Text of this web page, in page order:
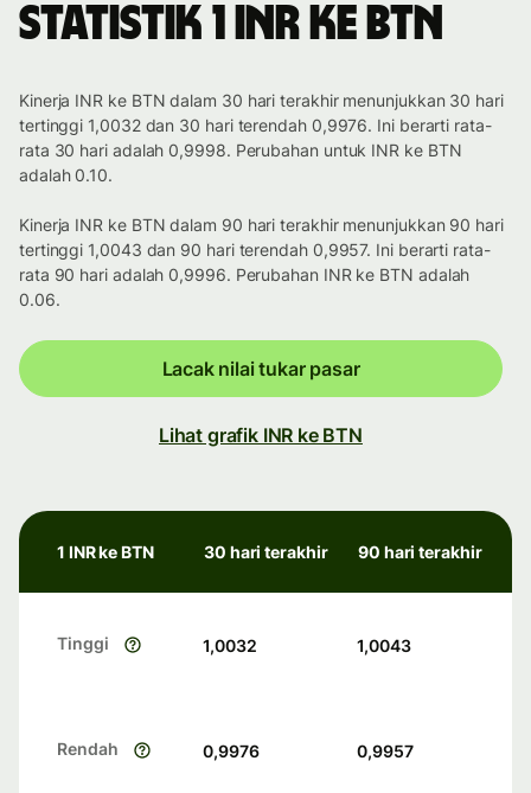
Statistik 1 INR ke BTN
Kinerja INR ke BTN dalam 30 hari terakhir menunjukkan 30 hari
tertinggi 1,0032 dan 30 hari terendah 0,9976. Ini berarti rata-
rata 30 hari adalah 0,9998. Perubahan untuk INR ke BTN
adalah 0.10.
Kinerja INR ke BTN dalam 90 hari terakhir menunjukkan 90 hari
tertinggi 1,0043 dan 90 hari terendah 0,9957. Ini berarti rata-
rata 90 hari adalah 0,9996. Perubahan INR ke BTN adalah
0.06.
Lacak nilai tukar pasar
Lihat grafik INR ke BTN
1 INR ke BTN 30 hari terakhir 90 hari terakhir
Tinggi 1,0032 1,0043
Rendah 0,9976 0,9957